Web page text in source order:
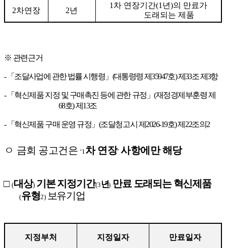
2차연장 2년
1 차 연장기간(1 년)의 만료가
도래되는 제품
※ 관련근거
- 「 조달사업에 관한 법률 시행령 」 (대통령령 제35947호)제33조 제3항
- 「 혁신제품 지정 및 구매촉진 등에 관한 규정 」(재정경제부훈령 제
68호)제 13조
- 「 혁신제품 구매 운영 규정 」 (조달청고시 제 2026-19호)제 22조의2
ㅇ 금회 공고건은 ‘1차 연장’사항에만 해당
□ (대상) 기본 지정기간(3 년) 만료 도래되는 혁신제품
(유형2) 보유기업
지정부처 지정일자 만료일자